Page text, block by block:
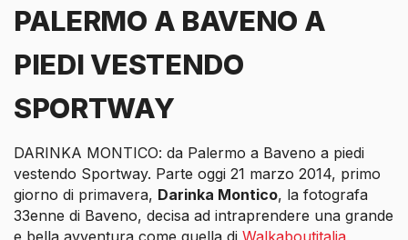
PALERMO A BAVENO A
PIEDI VESTENDO
SPORTWAY
DARINKA MONTICO: da Palermo a Baveno a piedi
vestendo Sportway. Parte oggi 21 marzo 2014, primo
giorno di primavera, Darinka Montico, la fotografa
33enne di Baveno, decisa ad intraprendere una grande